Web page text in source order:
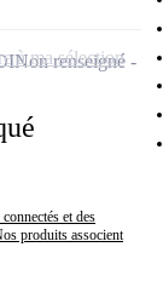
et des
produits associent
Non renseigné
à ma sélection